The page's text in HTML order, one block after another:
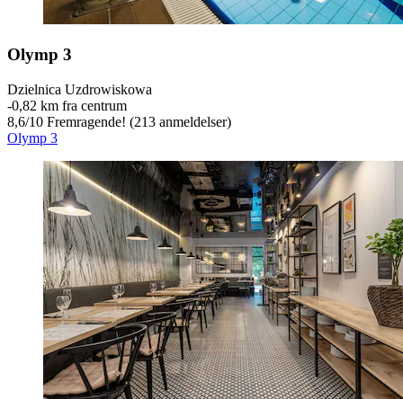
Olymp 3
Dzielnica Uzdrowiskowa
‐0,82 km fra centrum
8,6/10 Fremragende! (213 anmeldelser)
Olymp 3